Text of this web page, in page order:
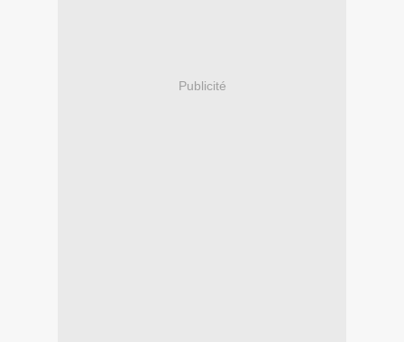
Publicité